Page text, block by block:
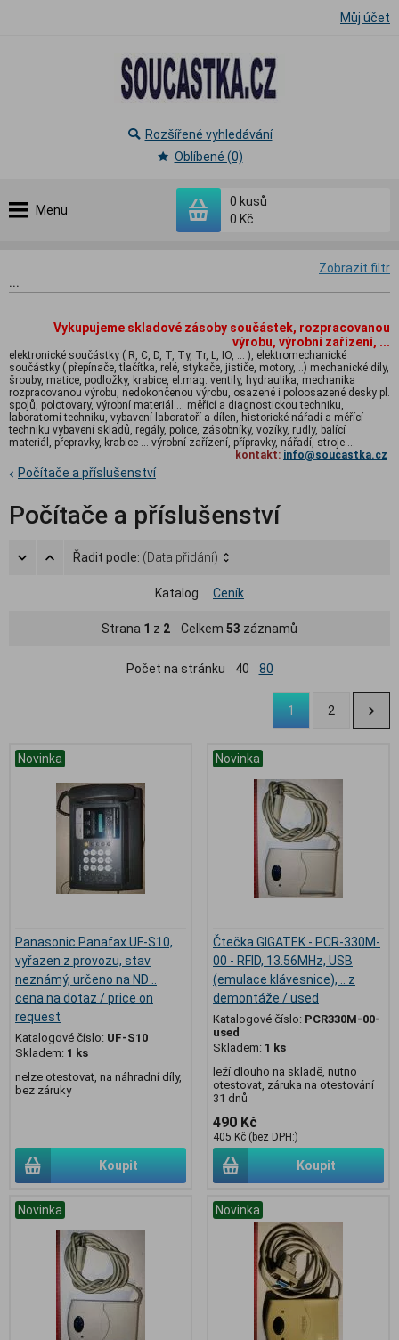
Můj účet
Menu
0 kusů
0 Kč
Rozšířené vyhledávání
Oblíbené (0)
Zobrazit filtr
...
Vykupujeme skladové zásoby součástek, rozpracovanou
výrobu, výrobní zařízení, ...
elektronické součástky ( R, C, D, T, Ty, Tr, L, IO, ... ), elektromechanické
součástky ( přepínače, tlačítka, relé, stykače, jističe, motory, ..) mechanické díly,
šrouby, matice, podložky, krabice, el.mag. ventily, hydraulika, mechanika
rozpracovanou výrobu, nedokončenou výrobu, osazené i poloosazené desky pl.
spojů, polotovary, výrobní materiál ... měřící a diagnostickou techniku,
laboratorní techniku, vybavení laboratoří a dílen, historické nářadí a měřící
techniku vybavení skladů, regály, police, zásobníky, vozíky, rudly, balící
materiál, přepravky, krabice ... výrobní zařízení, přípravky, nářadí, stroje ...
kontakt: info@soucastka.cz
Počítače a příslušenství
Počítače a příslušenství
Řadit podle: (Data přidání)
Katalog Ceník
Strana 1 z 2 Celkem 53 záznamů
Počet na stránku 40 80
1 2
Novinka
Panasonic Panafax UF-S10,
vyřazen z provozu, stav
neznámý, určeno na ND ..
cena na dotaz / price on
request
Katalogové číslo: UF-S10
Skladem: 1 ks
nelze otestovat, na náhradní díly,
bez záruky
Koupit
Novinka
Čtečka GIGATEK - PCR-330M-
00 - RFID, 13.56MHz, USB
(emulace klávesnice), .. z
demontáže / used
Katalogové číslo: PCR330M-00-
used
Skladem: 1 ks
leží dlouho na skladě, nutno
otestovat, záruka na otestování
31 dnů
490 Kč
405 Kč (bez DPH:)
Koupit
Novinka Novinka